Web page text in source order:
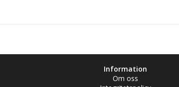
Information
Om oss